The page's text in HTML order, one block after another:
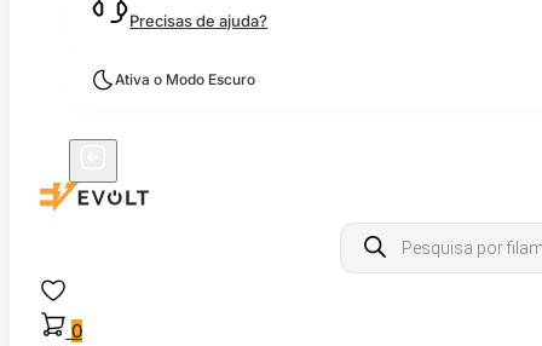
Precisas de ajuda?
Ativa o Modo Escuro
Products
search
0